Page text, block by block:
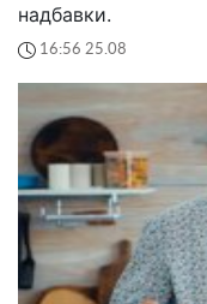
надбавки.
16:56 25.08